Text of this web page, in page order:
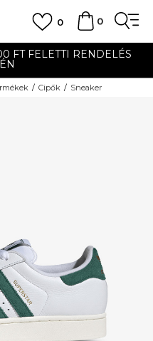
0
0
FT FELETTI RENDELÉS
Cipők Sneaker